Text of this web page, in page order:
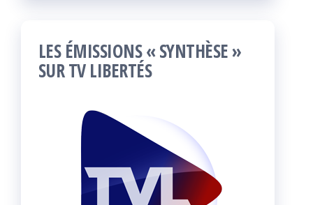
LES ÉMISSIONS « SYNTHÈSE »
SUR TV LIBERTÉS